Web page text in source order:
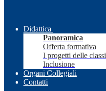
Didattica
Panoramica
Offerta formativa
I progetti delle classi
Inclusione
Organi Collegiali
Contatti